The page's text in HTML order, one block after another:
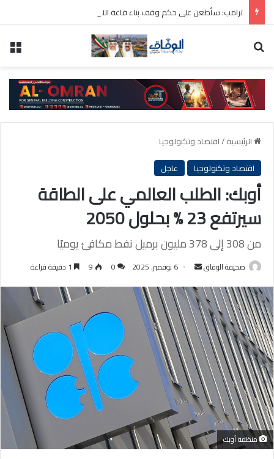
ترامب: سأطعن على حكم وقف بناء قاعة الاحتفالات بالبيت الأبيض
الرئيسية/اقتصاد وتكنولوجيا
اقتصاد وتكنولوجيا
عاجل
أوبك: الطلب العالمي على الطاقة
سيرتفع 23 % بحلول 2050
من 308 إلى 378 مليون برميل نفط مكافئ يوميًا
صحيفة الوفاق
أرسل
إلكترونيا
6 نوفمبر، 2025 0
9
منظمة أوبك